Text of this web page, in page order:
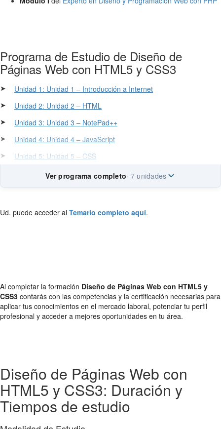
Programa de Estudio de Diseño de
Páginas Web con HTML5 y CSS3
➤
Unidad 1: Unidad 1 – Introducción a Internet
➤
Unidad 2: Unidad 2 – HTML
➤
Unidad 3: Unidad 3 – NotePad++
➤
Unidad 4: Unidad 4 – JavaScript
➤
Unidad 5: Unidad 5 – CSS
Ver programa completo· 7 unidades
Ud. puede acceder al Temario completo aquí.
Al completar la formación Diseño de Páginas Web con HTML5 y
CSS3 contarás con las competencias y la certificación necesarias para
aplicar tus conocimientos en el mercado laboral, potenciar tu perfil
profesional y acceder a mejores oportunidades en tu área.
Diseño de Páginas Web con
HTML5 y CSS3: Duración y
Tiempos de estudio